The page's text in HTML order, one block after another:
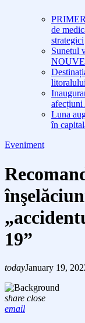
de
strategici
Sunetul
litoralului
Luna
în
Eveniment
19”
todayJanuary 19,
share close
email